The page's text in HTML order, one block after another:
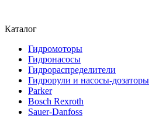
Каталог
Гидромоторы
Гидронасосы
Гидрораспределители
Гидрорули и насосы-дозаторы
Parker
Bosch Rexroth
Sauer-Danfoss